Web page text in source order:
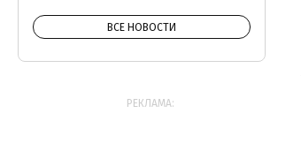
ВСЕ НОВОСТИ
РЕКЛАМА: